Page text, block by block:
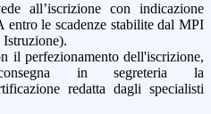
all’iscrizione con indicazione
le scadenze stabilite dal MPI
il perfezionamento dell'iscrizione,
in segreteria la
redatta dagli specialisti